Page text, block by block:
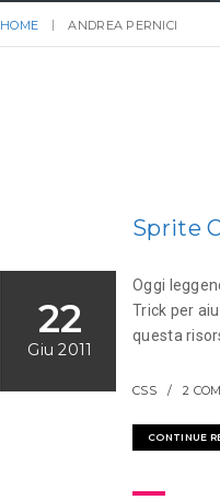
HOME ANDREA PERNICI
22
Giu 2011
Sprite
Oggi
Trick per
questa
CSS 2
CONTINUE